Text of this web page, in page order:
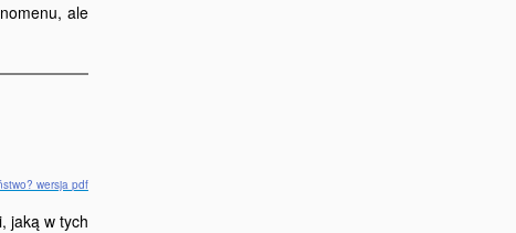
ale
wersja pdf
jaką w tych